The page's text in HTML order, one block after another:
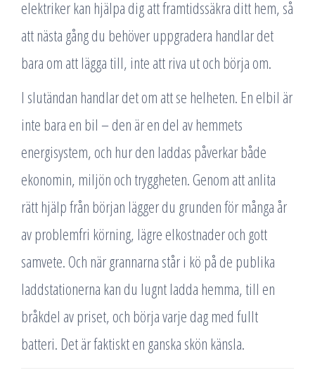
elektriker kan hjälpa dig att framtidssäkra ditt hem, så
att nästa gång du behöver uppgradera handlar det
bara om att lägga till, inte att riva ut och börja om.
I slutändan handlar det om att se helheten. En elbil är
inte bara en bil – den är en del av hemmets
energisystem, och hur den laddas påverkar både
ekonomin, miljön och tryggheten. Genom att anlita
rätt hjälp från början lägger du grunden för många år
av problemfri körning, lägre elkostnader och gott
samvete. Och när grannarna står i kö på de publika
laddstationerna kan du lugnt ladda hemma, till en
bråkdel av priset, och börja varje dag med fullt
batteri. Det är faktiskt en ganska skön känsla.